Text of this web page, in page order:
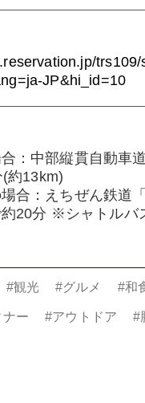
JP&hi_id=10
：中部縦貫自動車
約13km)
合：えちぜん鉄道「
20分 ※シャトルバ
#観光 #グルメ #和
ー #アウトドア #